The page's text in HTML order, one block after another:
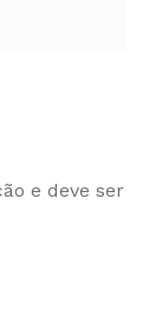
e deve ser